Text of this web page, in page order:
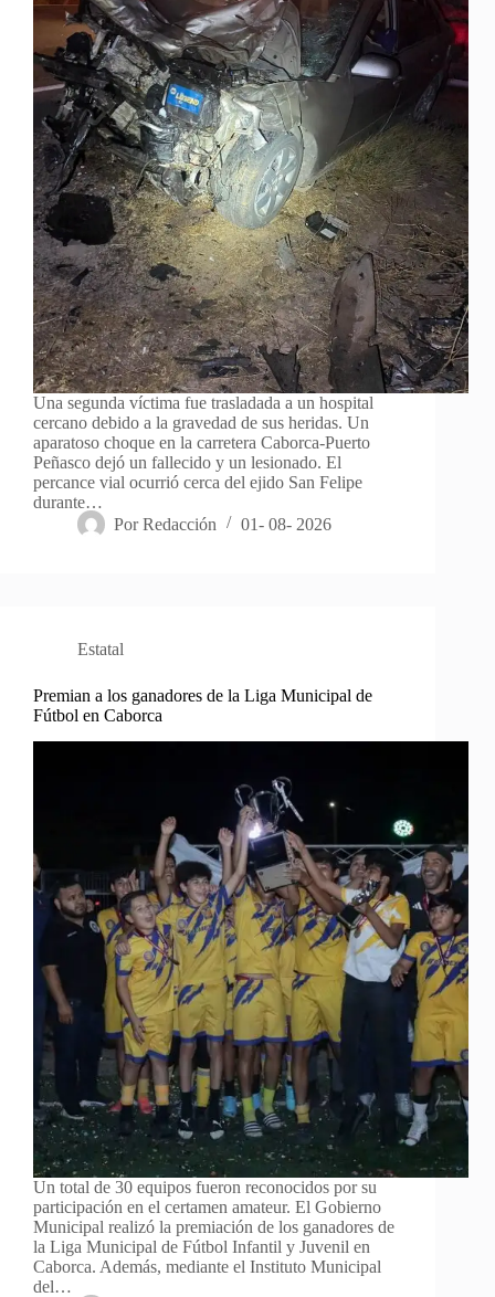
Una segunda víctima fue trasladada a un hospital
cercano debido a la gravedad de sus heridas. Un
aparatoso choque en la carretera Caborca-Puerto
Peñasco dejó un fallecido y un lesionado. El
percance vial ocurrió cerca del ejido San Felipe
durante…
Por Redacción 01- 08- 2026
Estatal
Premian a los ganadores de la Liga Municipal de
Fútbol en Caborca
Un total de 30 equipos fueron reconocidos por su
participación en el certamen amateur. El Gobierno
Municipal realizó la premiación de los ganadores de
la Liga Municipal de Fútbol Infantil y Juvenil en
Caborca. Además, mediante el Instituto Municipal
del…